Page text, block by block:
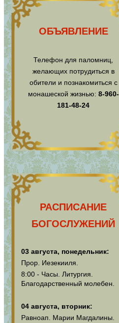
ОБЪЯВЛЕНИЕ
Телефон для паломниц,
желающих потрудиться в
обители и познакомиться с
монашеской жизнью: 8-960-
181-48-24
РАСПИСАНИЕ
БОГОСЛУЖЕНИЙ
03 августа, понедельник:
Прор. Иезекииля.
8:00 - Часы. Литургия.
Благодарственный молебен.
04 августа, вторник:
Равноап. Марии Магдалины.